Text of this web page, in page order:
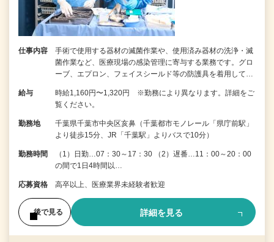
仕事内容
手術で使用する器材の滅菌作業や、使用済み器材の洗浄・滅
菌作業など、医療現場の感染管理に寄与する業務です。グロ
ーブ、エプロン、フェイスシールド等の防護具を着用して…
給与
時給1,160円〜1,320円 ※勤務により異なります。詳細をご
覧ください。
勤務地
千葉県千葉市中央区亥鼻（千葉都市モノレール「県庁前駅」
より徒歩15分、JR「千葉駅」よりバスで10分）
勤務時間
（1）日勤…07：30～17：30 （2）遅番…11：00～20：00
の間で1日4時間以…
応募資格 高卒以上、医療業界未経験者歓迎
後で見る 詳細を見る